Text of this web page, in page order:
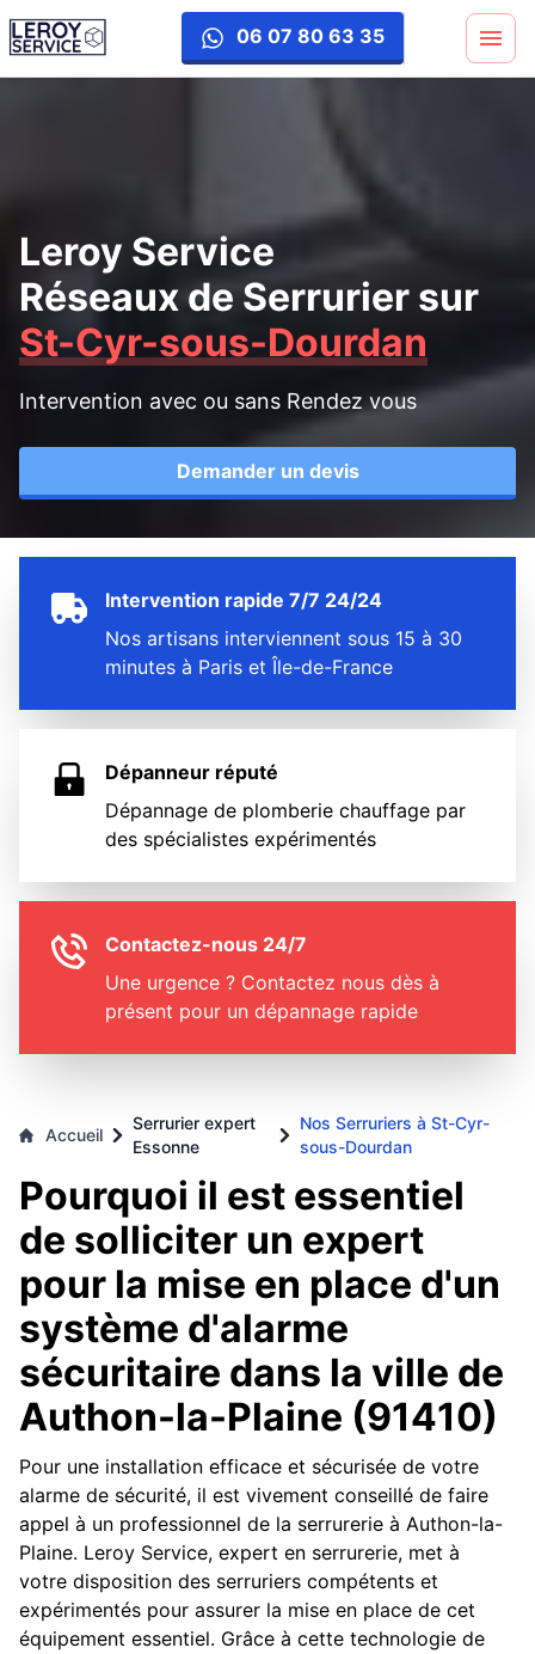
06 07 80 63 35
Leroy Service
Réseaux de Serrurier sur
St-Cyr-sous-Dourdan
Intervention avec ou sans Rendez vous
Demander un devis
Intervention rapide 7/7 24/24
Nos artisans interviennent sous 15 à 30
minutes à Paris et Île-de-France
Dépanneur réputé
Dépannage de plomberie chauffage par
des spécialistes expérimentés
Contactez-nous 24/7
Une urgence ? Contactez nous dès à
présent pour un dépannage rapide
Accueil
Serrurier expert
Essonne
Nos Serruriers à St-Cyr-
sous-Dourdan
Pourquoi il est essentiel
de solliciter un expert
pour la mise en place d'un
système d'alarme
sécuritaire dans la ville de
Authon-la-Plaine (91410)
Pour une installation efficace et sécurisée de votre
alarme de sécurité, il est vivement conseillé de faire
appel à un professionnel de la serrurerie à Authon-la-
Plaine. Leroy Service, expert en serrurerie, met à
votre disposition des serruriers compétents et
expérimentés pour assurer la mise en place de cet
équipement essentiel. Grâce à cette technologie de